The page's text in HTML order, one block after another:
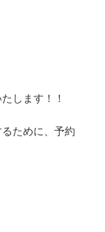
します！！
ために、予約